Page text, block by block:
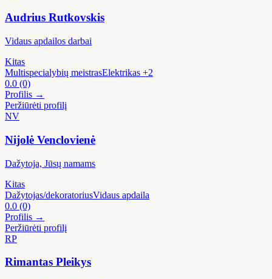
Audrius Rutkovskis
Vidaus apdailos darbai
Kitas
Multispecialybių meistrasElektrikas +2
0.0 (0)
Profilis →
Peržiūrėti profilį
NV
Nijolė Venclovienė
Dažytoja, Jūsų namams
Kitas
Dažytojas/dekoratoriusVidaus apdaila
0.0 (0)
Profilis →
Peržiūrėti profilį
RP
Rimantas Pleikys